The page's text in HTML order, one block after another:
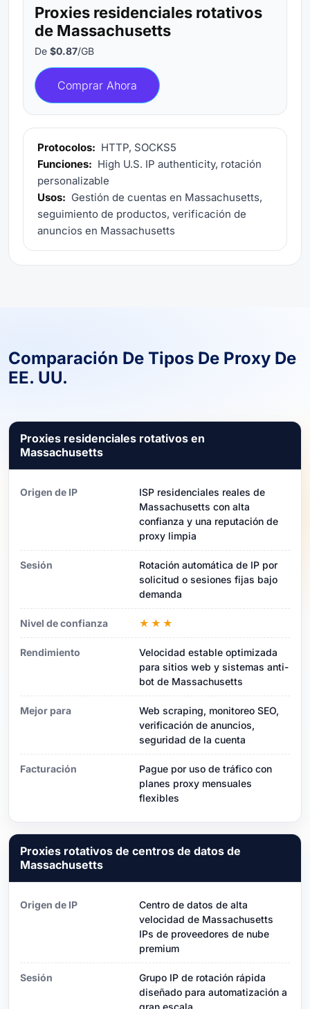
Proxies residenciales rotativos
de Massachusetts
De $0.87/GB
Comprar Ahora
Protocolos: HTTP, SOCKS5
Funciones: High U.S. IP authenticity, rotación
personalizable
Usos: Gestión de cuentas en Massachusetts,
seguimiento de productos, verificación de
anuncios en Massachusetts
Comparación De Tipos De Proxy De
EE. UU.
Proxies residenciales rotativos en
Massachusetts
Origen de IP
ISP residenciales reales de
Massachusetts con alta
confianza y una reputación de
proxy limpia
Sesión
Rotación automática de IP por
solicitud o sesiones fijas bajo
demanda
Nivel de confianza ★★★
Rendimiento
Velocidad estable optimizada
para sitios web y sistemas anti-
bot de Massachusetts
Mejor para
Web scraping, monitoreo SEO,
verificación de anuncios,
seguridad de la cuenta
Facturación
Pague por uso de tráfico con
planes proxy mensuales
flexibles
Proxies rotativos de centros de datos de
Massachusetts
Origen de IP
Centro de datos de alta
velocidad de Massachusetts
IPs de proveedores de nube
premium
Sesión
Grupo IP de rotación rápida
diseñado para automatización a
gran escala